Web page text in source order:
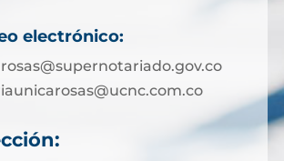
electrónico: